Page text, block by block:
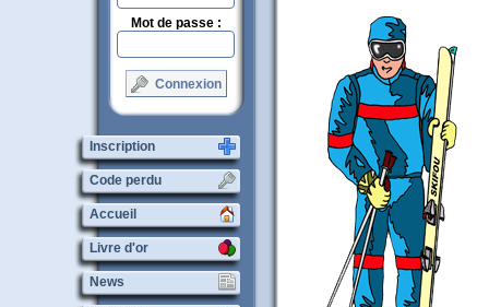
Mot de passe :
Connexion
Inscription
Code perdu
Accueil
Livre d'or
News